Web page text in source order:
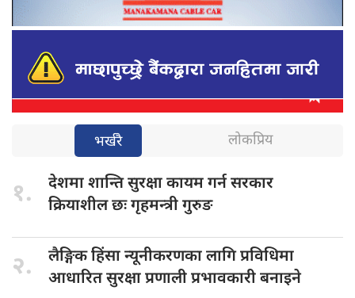
भर्खरै लोकप्रिय
१. देशमा शान्तिसुरक्षा कायम गर्न सरकार
क्रियाशील छः गृहमन्त्री गुरुङ
२. लैङ्गिक हिंसान्यूनीकरणका लागि प्रविधिमा
आधारित सुरक्षा प्रणाली प्रभावकारी बनाइने